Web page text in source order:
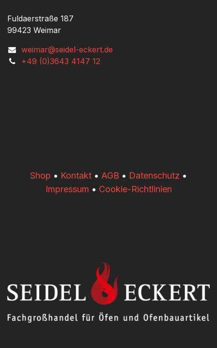
Fuldaerstraße 187
99423 Weimar
weimar@seidel-eckert.de
+49 (0)3643 4147 12
​​Shop • Kontakt • AGB • Datenschutz •
Impressum • Cookie-Richtlinien